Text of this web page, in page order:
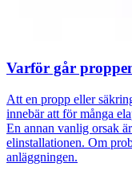
Varför går
Att en propp eller
innebär att för många
En annan vanlig orsak
elinstallationen. Om
anläggningen.